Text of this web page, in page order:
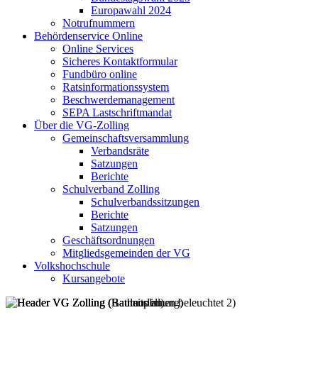
Europawahl 2024
Notrufnummern
Behördenservice Online
Online Services
Sicheres Kontaktformular
Fundbüro online
Ratsinformationssystem
Beschwerdemanagement
SEPA Lastschriftmandat
Über die VG-Zolling
Gemeinschaftsversammlung
Verbandsräte
Satzungen
Berichte
Schulverband Zolling
Schulverbandssitzungen
Berichte
Satzungen
Geschäftsordnungen
Mitgliedsgemeinden der VG
Volkshochschule
Kursangebote